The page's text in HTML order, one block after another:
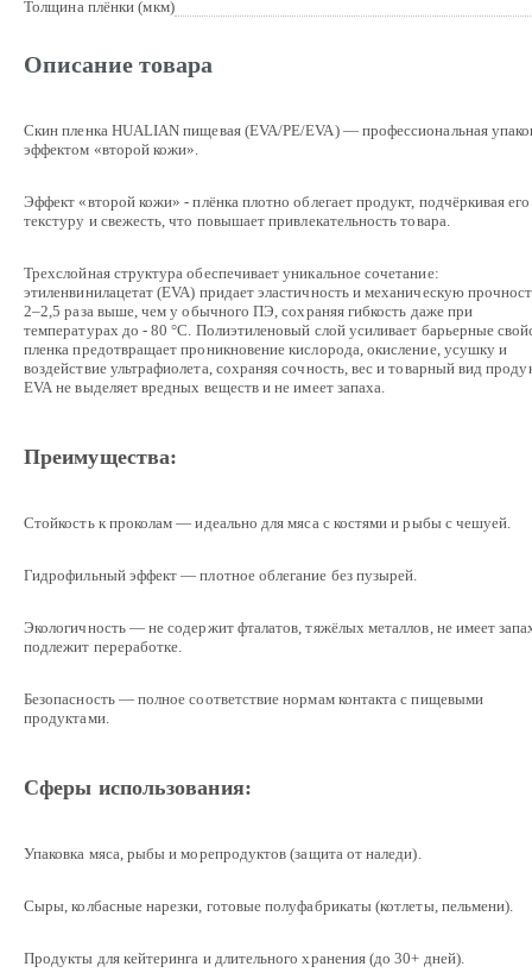
Толщина плёнки (мкм)
Описание товара
Скин пленка HUALIAN пищевая (EVA/PE/EVA) — профессиональная
эффектом «второй кожи».
Эффект «второй кожи» - плёнка плотно облегает продукт, подчёркивая его
текстуру и свежесть, что повышает привлекательность товара.
Трехслойная структура обеспечивает уникальное сочетание:
этиленвинилацетат (EVA) придает эластичность и механическую
2–2,5 раза выше, чем у обычного ПЭ, сохраняя гибкость даже при
температурах до - 80 °C. Полиэтиленовый слой усиливает барьерные
пленка предотвращает проникновение кислорода, окисление, усушку и
воздействие ультрафиолета, сохраняя сочность, вес и товарный вид
EVA не выделяет вредных веществ и не имеет запаха.
Преимущества:
Стойкость к проколам — идеально для мяса с костями и рыбы с чешуей.
Гидрофильный эффект — плотное облегание без пузырей.
Экологичность — не содержит фталатов, тяжёлых металлов, не имеет
подлежит переработке.
Безопасность — полное соответствие нормам контакта с пищевыми
продуктами.
Сферы использования:
Упаковка мяса, рыбы и морепродуктов (защита от наледи).
Сыры, колбасные нарезки, готовые полуфабрикаты (котлеты, пельмени).
Продукты для кейтеринга и длительного хранения (до 30+ дней).